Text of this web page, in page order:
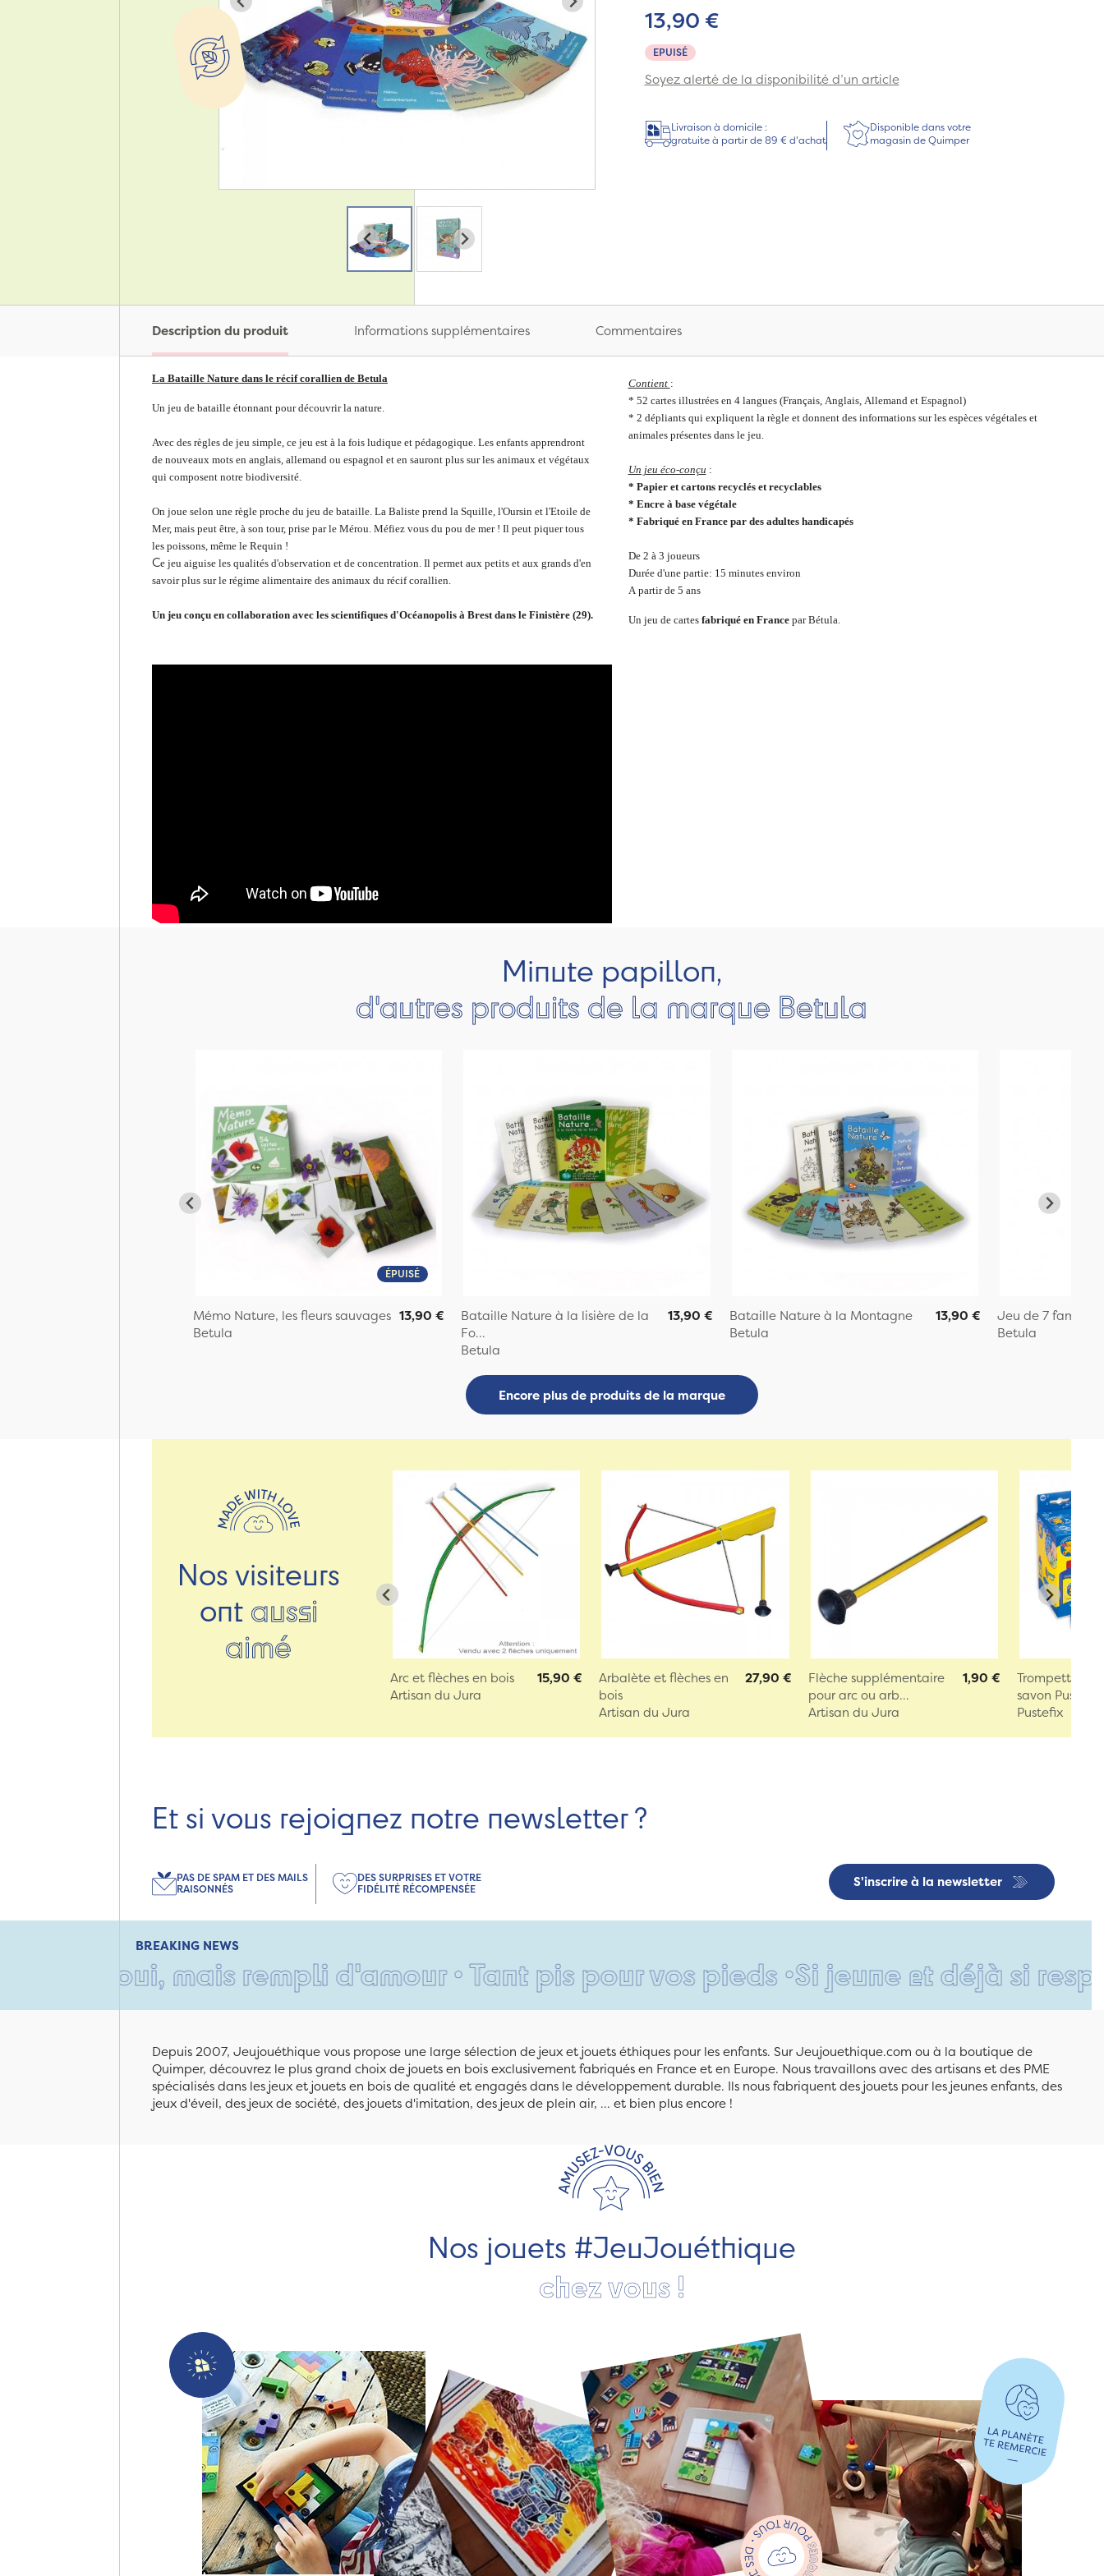
EPUISÉ
13,90 €
Soyez alerté de la disponibilité d’un article
Livraison à domicile :
gratuite à partir de 89 € d'achat
Disponible dans votre
magasin de Quimper
Description du produit Informations supplémentaires Commentaires
La Bataille Nature dans le récif corallien de Betula
Un jeu de bataille étonnant pour découvrir la nature.
Avec des règles de jeu simple, ce jeu est à la fois ludique et pédagogique. Les enfants apprendront
de nouveaux mots en anglais, allemand ou espagnol et en sauront plus sur les animaux et végétaux
qui composent notre biodiversité.
On joue selon une règle proche du jeu de bataille. La Baliste prend la Squille, l'Oursin et l'Etoile de
Mer, mais peut être, à son tour, prise par le Mérou. Méfiez vous du pou de mer ! Il peut piquer tous
les poissons, même le Requin !
Ce jeu aiguise les qualités d'observation et de concentration. Il permet aux petits et aux grands d'en
savoir plus sur le régime alimentaire des animaux du récif corallien.
Un jeu conçu en collaboration avec les scientifiques d'Océanopolis à Brest dans le Finistère (29).
Contient :
* 52 cartes illustrées en 4 langues (Français, Anglais, Allemand et Espagnol)
* 2 dépliants qui expliquent la règle et donnent des informations sur les espèces végétales et
animales présentes dans le jeu.
Un jeu éco-conçu :
* Papier et cartons recyclés et recyclables
* Encre à base végétale
* Fabriqué en France par des adultes handicapés
De 2 à 3 joueurs
Durée d'une partie: 15 minutes environ
A partir de 5 ans
Un jeu de cartes fabriqué en France par Bétula.
Minute papillon,
d'autres produits de la marque Betula
ÉPUISÉ
Mémo Nature, les fleurs sauvages
Betula
13,90 €
Bataille Nature à la lisière de la
Fo...
Betula
13,90 €
Bataille Nature à la Montagne
Betula
13,90 €
Jeu de 7 familles
Betula
Encore plus de produits de la marque
Nos visiteurs
ont aussi
aimé
Arc et flèches en bois
Artisan du Jura
15,90 €
Arbalète et flèches en
bois
Artisan du Jura
27,90 €
Flèche supplémentaire
pour arc ou arb...
Artisan du Jura
1,90 €
Trompette à
savon Pustefix
Pustefix
Et si vous rejoignez notre newsletter ?
S'inscrire à la newsletter
PAS DE SPAM ET DES MAILS
RAISONNÉS
DES SURPRISES ET VOTRE
FIDÉLITÉ RÉCOMPENSÉE
BREAKING NEWS
mais rempli d'amour • Tant pis pour vos pieds •Si jeune et déjà si
Depuis 2007, Jeujouéthique vous propose une large sélection de jeux et jouets éthiques pour les enfants. Sur Jeujouethique.com ou à la boutique de
Quimper, découvrez le plus grand choix de jouets en bois exclusivement fabriqués en France et en Europe. Nous travaillons avec des artisans et des PME
spécialisés dans les jeux et jouets en bois de qualité et engagés dans le développement durable. Ils nous fabriquent des jouets pour les jeunes enfants, des
jeux d'éveil, des jeux de société, des jouets d'imitation, des jeux de plein air, ... et bien plus encore !
Nos jouets #JeuJouéthique
chez vous !